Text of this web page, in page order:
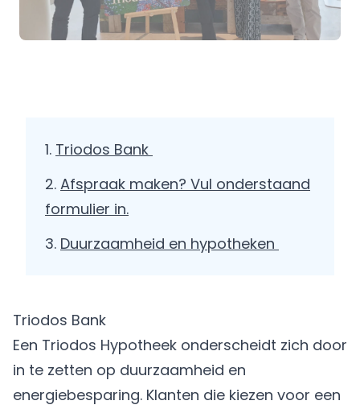
Triodos Bank
Afspraak maken? Vul onderstaand
formulier in.
Duurzaamheid en hypotheken
Triodos Bank
Een Triodos Hypotheek onderscheidt zich door
in te zetten op duurzaamheid en
energiebesparing. Klanten die kiezen voor een